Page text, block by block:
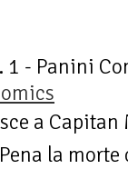
1 - Panini
a
la